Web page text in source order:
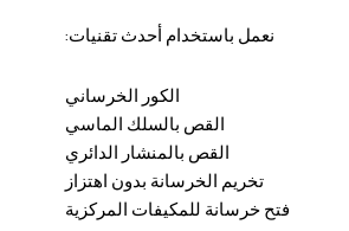
نعمل باستخدام أحدث تقنيات:
الكور الخرساني
القص بالسلك الماسي
القص بالمنشار الدائري
تخريم الخرسانة بدون اهتزاز
فتح خرسانة للمكيفات المركزية